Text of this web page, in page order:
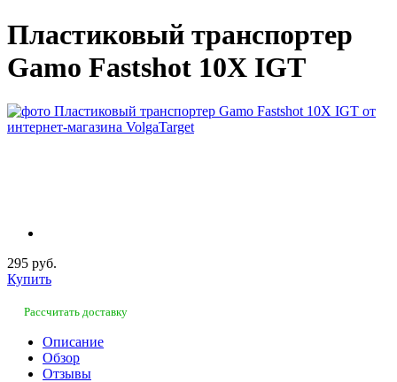
Пластиковый транспортер
Gamo Fastshot 10X IGT
295 руб.
Купить
Рассчитать доставку
Описание
Обзор
Отзывы